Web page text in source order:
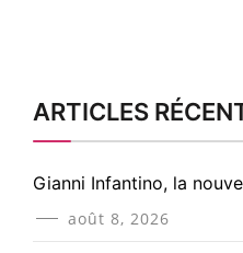
ARTICLES
Gianni Infantino, la
août 8, 2026